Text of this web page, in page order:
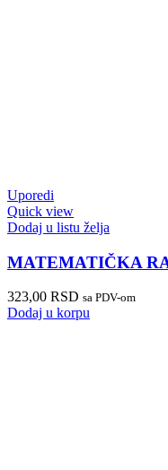
Uporedi
Quick view
Dodaj u listu želja
MATEMATIČKA
323,00 RSD sa PDV-om
Dodaj u korpu